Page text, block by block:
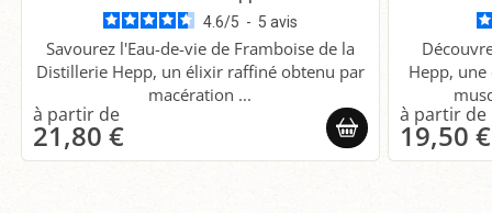
4.6/5 - 5 avis
Savourez l'Eau-de-vie de Framboise de la
Distillerie Hepp, un élixir raffiné obtenu par
macération ...
21,80 €
Hepp,
19,50 €